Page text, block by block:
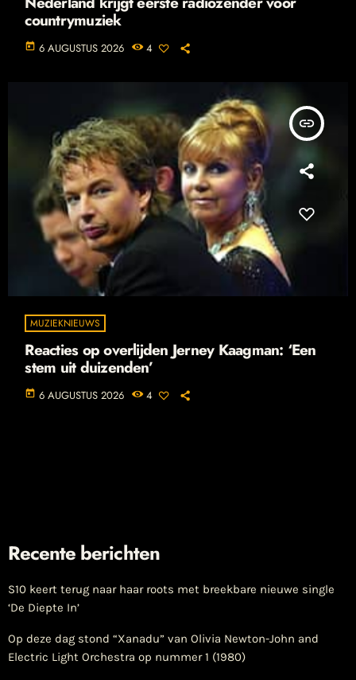
countrymuziek
today 6 AUGUSTUS 2026 4
insert_link
MUZIEKNIEUWS
Reacties op overlijden Jerney Kaagman: ‘Een
stem uit duizenden’
today 6 AUGUSTUS 2026 4
Recente berichten
S10 keert terug naar haar roots met breekbare nieuwe single
‘De Diepte In’
Op deze dag stond “Xanadu” van Olivia Newton-John and
Electric Light Orchestra op nummer 1 (1980)